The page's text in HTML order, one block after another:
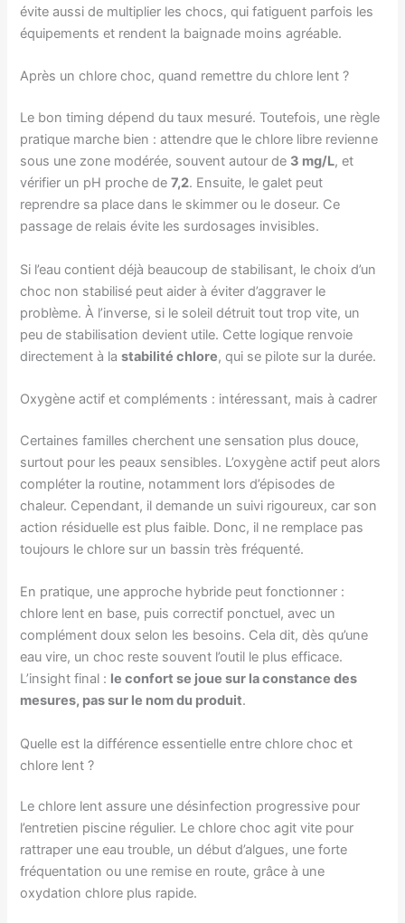
évite aussi de multiplier les chocs, qui fatiguent parfois les
équipements et rendent la baignade moins agréable.
Après un chlore choc, quand remettre du chlore lent ?
Le bon timing dépend du taux mesuré. Toutefois, une règle
pratique marche bien : attendre que le chlore libre revienne
sous une zone modérée, souvent autour de 3 mg/L, et
vérifier un pH proche de7,2. Ensuite, le galet peut
reprendre sa place dans le skimmer ou le doseur. Ce
passage de relais évite les surdosages invisibles.
Si l’eau contient déjà beaucoup de stabilisant, le choix d’un
choc non stabilisé peut aider à éviter d’aggraver le
problème. À l’inverse, si le soleil détruit tout trop vite, un
peu de stabilisation devient utile. Cette logique renvoie
directement à lastabilité chlore, qui se pilote sur la durée.
Oxygène actif et compléments : intéressant, mais à cadrer
Certaines familles cherchent une sensation plus douce,
surtout pour les peaux sensibles. L’oxygène actif peut alors
compléter la routine, notamment lors d’épisodes de
chaleur. Cependant, il demande un suivi rigoureux, car son
action résiduelle est plus faible. Donc, il ne remplace pas
toujours le chlore sur un bassin très fréquenté.
En pratique, une approche hybride peut fonctionner :
chlore lent en base, puis correctif ponctuel, avec un
complément doux selon les besoins. Cela dit, dès qu’une
eau vire, un choc reste souvent l’outil le plus efficace.
L’insight final : le confort se joue sur la constance des
mesures, pas sur le nom du produit.
Quelle est la différence essentielle entre chlore choc et
chlore lent ?
Le chlore lent assure une désinfection progressive pour
l’entretien piscine régulier. Le chlore choc agit vite pour
rattraper une eau trouble, un début d’algues, une forte
fréquentation ou une remise en route, grâce à une
oxydation chlore plus rapide.